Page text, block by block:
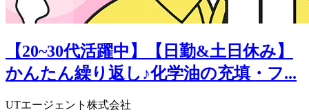
【20~30代活躍中】【日勤&土日休み】
かんたん繰り返し♪化学油の充填・フ...
UTエージェント株式会社